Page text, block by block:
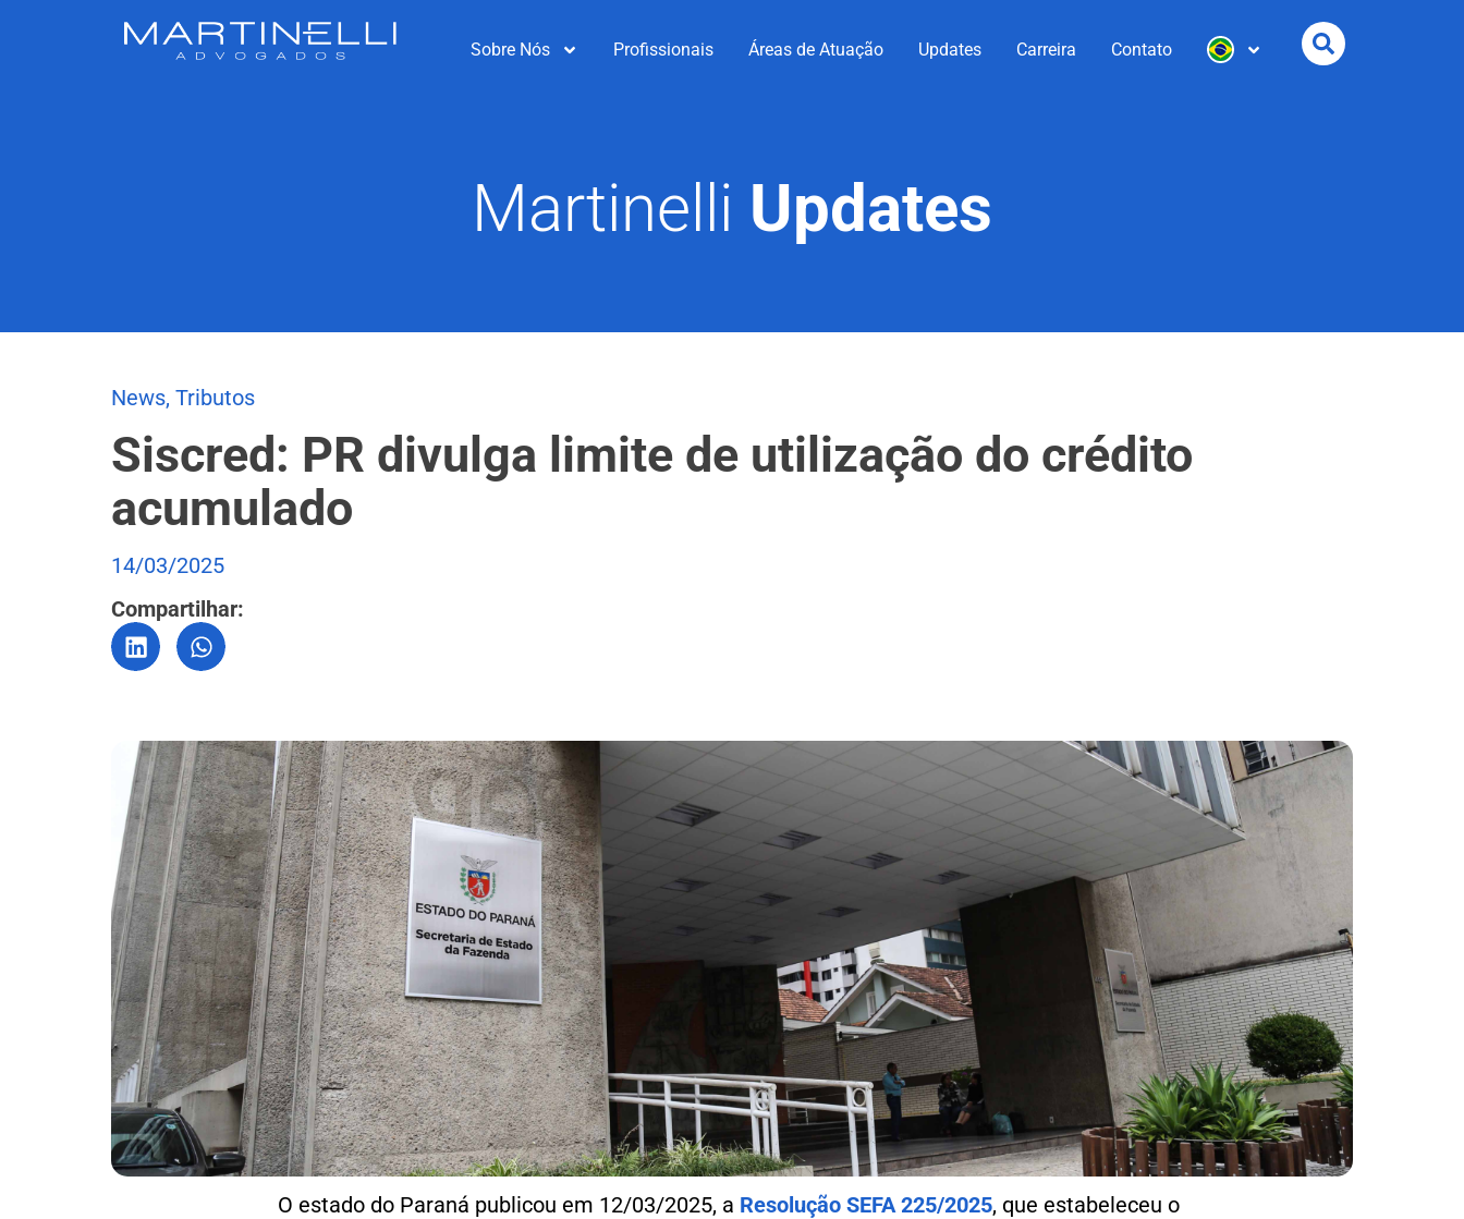
Sobre Nós Profissionais Áreas de Atuação Updates Carreira Contato
Martinelli Updates
News, Tributos
Siscred: PR divulga limite de utilização do crédito
acumulado
14/03/2025
Compartilhar:
O estado do Paraná publicou em 12/03/2025, a Resolução SEFA 225/2025, que estabeleceu o